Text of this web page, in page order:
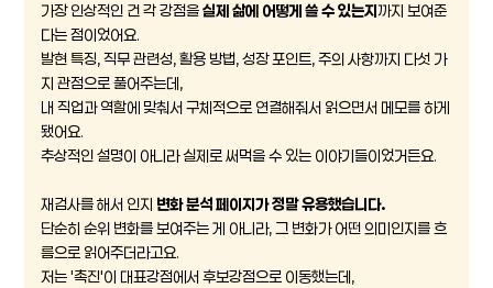
가장 인상적인 건 각 강점을실제 삶에 어떻게 쓸 수 있는지까지 보여준
다는 점이었어요.
발현 특징, 직무 관련성, 활용 방법, 성장 포인트, 주의 사항까지 다섯 가
지 관점으로 풀어주는데,
내 직업과 역할에 맞춰서 구체적으로 연결해줘서 읽으면서 메모를 하게
됐어요.
추상적인 설명이 아니라 실제로 써먹을 수 있는 이야기들이었거든요.
재검사를 해서 인지 변화 분석 페이지가 정말 유용했습니다.
단순히 순위 변화를 보여주는 게 아니라, 그 변화가 어떤 의미인지를 흐
름으로 읽어주더라고요.
저는 '촉진'이 대표강점에서 후보강점으로 이동했는데,